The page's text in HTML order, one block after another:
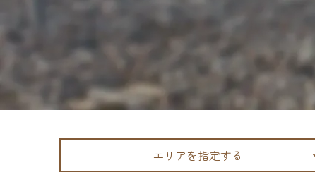
エリアを指定する